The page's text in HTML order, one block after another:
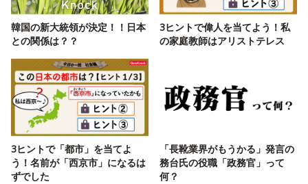
韓国の新大統領が決定！！日本
との関係は？？
3ヒントで偉人を当てよう！私
の家庭教師はアリストテレス
3ヒントで「都市」を当てよ
う！名前が「西京市」になるは
ずでした
「長靴業界がもうかる」発言の
務台氏の役職「政務官」って
何？